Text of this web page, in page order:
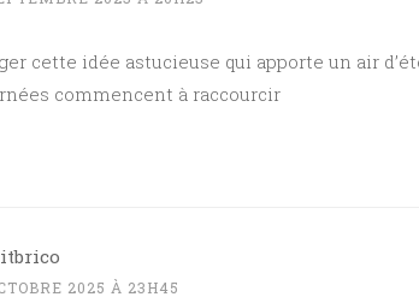
cette idée astucieuse qui apporte un air
commencent à raccourcir
2025 À 23H45